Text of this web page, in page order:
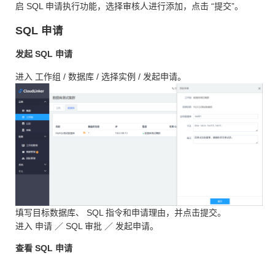
启 SQL 申请执行功能，选择审核人进行添加，点击 “提交”。
SQL 申请
发起 SQL 申请
进入 工作组 / 数据库 / 选择实例 / 发起申请。
填写目标数据库、 SQL 指令和申请理由，并点击提交。
进入 申请 ／ SQL 审批 ／ 发起申请。
查看 SQL 申请